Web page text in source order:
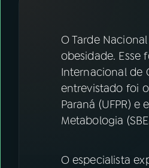
ACOMPANHE A RÁDIO NACIONAL
YouTube
Instagram
O Tarde
obesidade.
Internacional de
entrevistado foi
Paraná (UFPR)
Metabologia
O especialista